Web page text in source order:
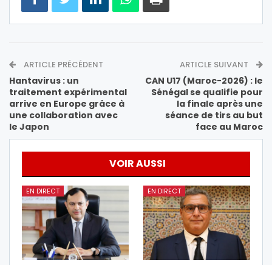
ARTICLE PRÉCÉDENT
Hantavirus : un
traitement expérimental
arrive en Europe grâce à
une collaboration avec
le Japon
ARTICLE SUIVANT
CAN U17 (Maroc-2026) : le
Sénégal se qualifie pour
la finale après une
séance de tirs au but
face au Maroc
VOIR AUSSI
EN DIRECT EN DIRECT